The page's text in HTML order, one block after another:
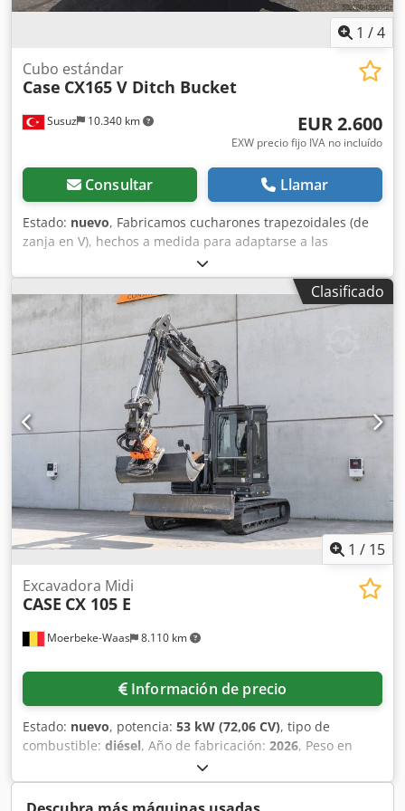
1 /4
Susuz 10.340 km
Cubo estándar
Case CX165 V Ditch Bucket
EUR 2.600
EXW precio fijo IVA no incluído
Consultar Llamar
Estado: nuevo, Fabricamos cucharones trapezoidales (de
zanja en V), hechos a medida para adaptarse a las
dimensiones específicas de su canal. Dodpfxswn E A Ho Ak
Eewa
Clasificado
1 / 15
Moerbeke-Waas 8.110 km
Excavadora Midi
CASE CX 105 E
Información de precio
Estado: nuevo, potencia: 53 kW (72,06 CV), tipo de
combustible: diésel, Año de fabricación: 2026, Peso en
vacío: 9.780 kg. Dwodpfxjzrrw Ae Ak Eea Póngase en
contacto con el departamento de ventas de KEY-TEC para
obtener más información.